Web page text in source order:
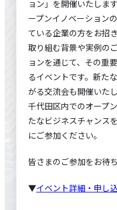
ョン」を開催いたしま
ープンイノベーション
ている企業の方をお招
取り組む背景や実例の
ョンを通じて、その重
るイベントです。新た
がる交流会も開催いたし
千代田区内でのオープ
たなビジネスチャンス
にご参加ください。
皆さまのご参加をお待
▼イベント詳細・申し